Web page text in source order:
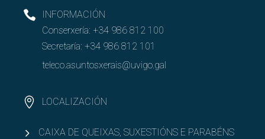
INFORMACIÓN
Conserxería: +34 986 812 100
Secretaría: +34 986 812 101
teleco.asuntosxerais@uvigo.gal
LOCALIZACIÓN
CAIXA DE QUEIXAS, SUXESTIÓNS E PARABÉNS